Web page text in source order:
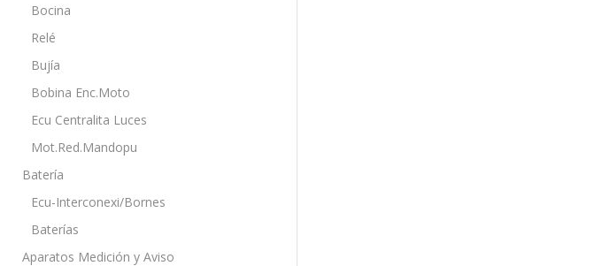
Bocina
Relé
Bujía
Bobina Enc.Moto
Ecu Centralita Luces
Mot.Red.Mandopu
Batería
Ecu-Interconexi/Bornes
Baterías
Aparatos Medición y Aviso